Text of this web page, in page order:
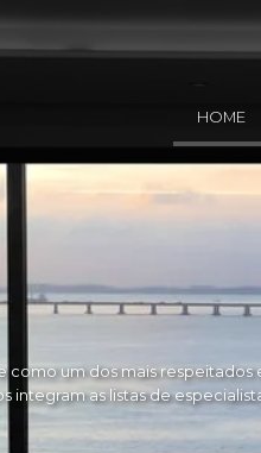
HOME
um dos mais respeitados
integram as listas de